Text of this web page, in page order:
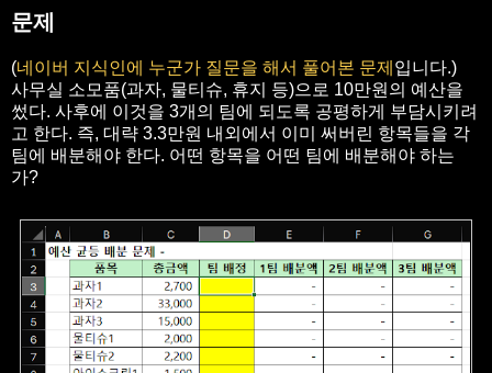
문제
(네이버 지식인에 누군가 질문을 해서 풀어본 문제 입니다.)
사무실 소모품(과자, 물티슈, 휴지 등)으로 10만원의 예산을
썼다. 사후에 이것을 3개의 팀에 되도록 공평하게 부담시키려
고 한다. 즉, 대략 3.3만원 내외에서 이미 써버린 항목들을 각
팀에 배분해야 한다. 어떤 항목을 어떤 팀에 배분해야 하는
가?